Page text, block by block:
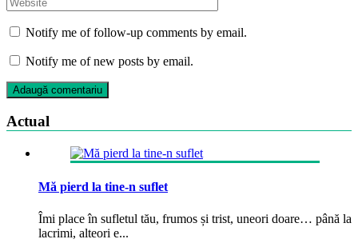
Notify me of follow-up comments by email.
Notify me of new posts by email.
Actual
Mă pierd la tine-n suflet
Îmi place în sufletul tău, frumos și trist, uneori doare… până la
lacrimi, alteori e...